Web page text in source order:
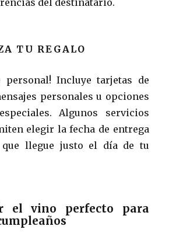
TU REGALO
personal! Incluye tarjetas de
personales u opciones
Algunos servicios
elegir la fecha de entrega
que llegue justo el día de tu
el vino perfecto para